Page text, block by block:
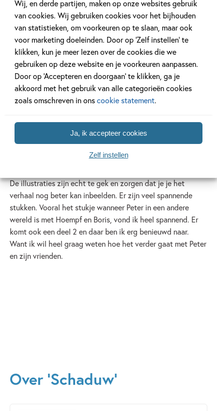
Wij, en derde partijen, maken op onze websites gebruik
van cookies. Wij gebruiken cookies voor het bijhouden
van statistieken, om voorkeuren op te slaan, maar ook
voor marketing doeleinden. Door op ‘Zelf instellen’ te
klikken, kun je meer lezen over de cookies die we
gebruiken op deze website en je voorkeuren aanpassen.
Door op ‘Accepteren en doorgaan’ te klikken, ga je
akkoord met het gebruik van alle categorieën cookies
zoals omschreven in onscookie statement.
Ja, ik accepteer cookies
Zelf instellen
beste vriendin is heel erg ziek. Wanneer een keer midden in
de nacht wordt wakker, staat er een elf op zijn bed. Die
doet hem een voorstel: Sara (zijn vriendin) kan weer beter
worden, maar dan moet hij wel zijn schaduw inleveren. Hij
neemt het voorstel aan. Maar dan blijkt dat je je schaduw
toch vaker nodig hebt dan je denkt…
Ik vondSchaduween heel tof boek! Het is een spannend
gaat. Peter, de hoofdpersoon, is een doodgewone jongen in
de brugklas. Maar doordat hij zijn schaduw weggeeft,
verandert alles en is hij opeens niet meer zo gewoon. Ik
vind dat Peter erg dapper is, omdat hij iets durft weg te
De illustraties zijn echt te gek en zorgen dat je je het
verhaal nog beter kan inbeelden. Er zijn veel spannende
stukken. Vooral het stukje wanneer Peter in een andere
wereld is met Hoempf en Boris, vond ik heel spannend. Er
komt ook een deel 2 en daar ben ik erg benieuwd naar.
Want ik wil heel graag weten hoe het verder gaat met Peter
en zijn vrienden.
Over 'Schaduw'